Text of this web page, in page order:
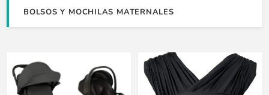
BOLSOS Y MOCHILAS MATERNALES